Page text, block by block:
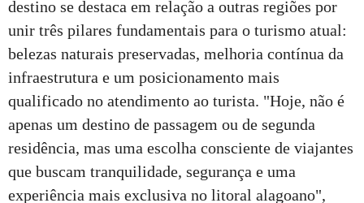
destino se destaca em relação a outras regiões por
unir três pilares fundamentais para o turismo atual:
belezas naturais preservadas, melhoria contínua da
infraestrutura e um posicionamento mais
qualificado no atendimento ao turista. "Hoje, não é
apenas um destino de passagem ou de segunda
residência, mas uma escolha consciente de viajantes
que buscam tranquilidade, segurança e uma
experiência mais exclusiva no litoral alagoano",